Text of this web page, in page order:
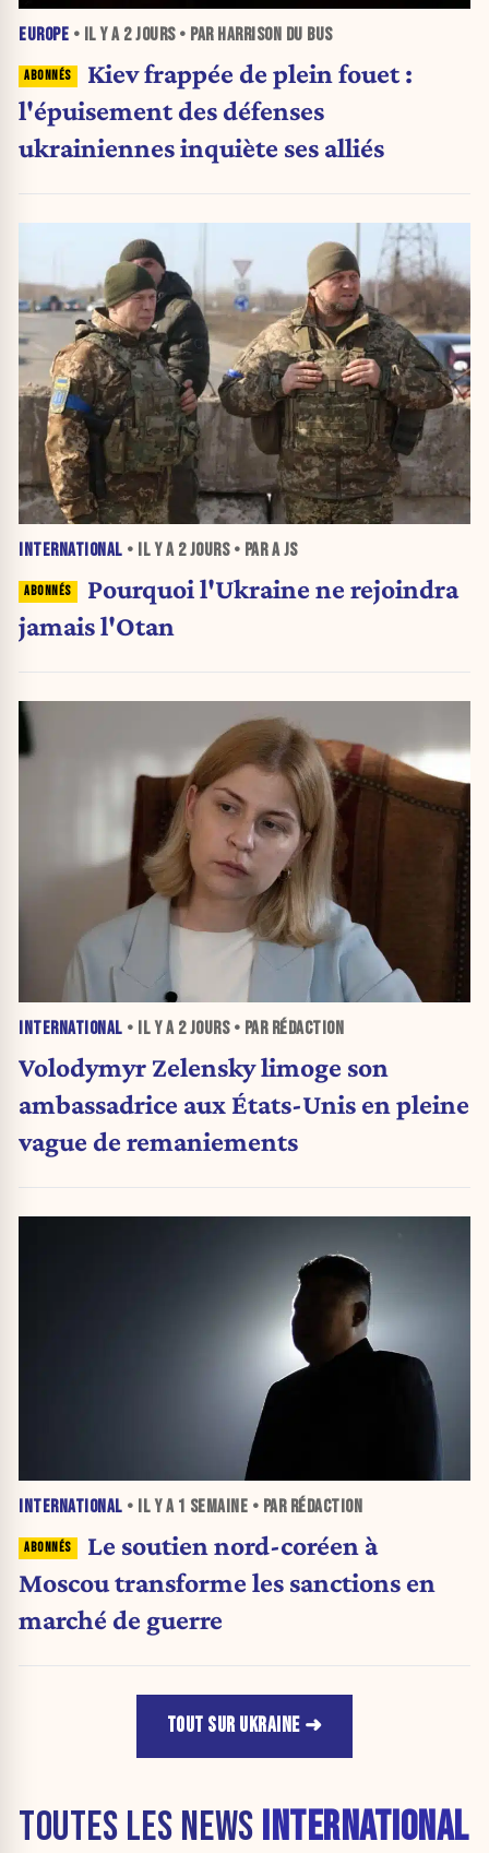
EUROPE • IL Y A 2 JOURS• PAR HARRISON DU BUS
Kiev frappée de plein fouet :
l'épuisement des défenses
ukrainiennes inquiète ses alliés
INTERNATIONAL • IL Y A 2 JOURS• PAR A JS
Pourquoi l'Ukraine ne rejoindra
jamais l'Otan
INTERNATIONAL • IL Y A 2 JOURS• PAR RÉDACTION
Volodymyr Zelensky limoge son
ambassadrice aux États-Unis en pleine
vague de remaniements
INTERNATIONAL • IL Y A 1 SEMAINE • PAR RÉDACTION
Le soutien nord-coréen à
Moscou transforme les sanctions en
marché de guerre
TOUT SUR UKRAINE
TOUTES LES NEWS INTERNATIONAL